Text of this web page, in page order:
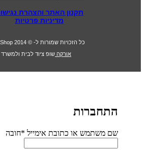
תקנון האתר והצהרת
מדיניות פרטיות
כל הזכויות שמורות ל- © 2014 OrcaShop
אורקה שופ ציוד לבית ולמשרד
התחברות
שם משתמש או כתובת אימייל *חובה